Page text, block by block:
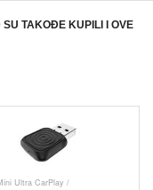
SU TAKOĐE KUPILI I OVE
Lightning Kab
Ultra CarPlay /